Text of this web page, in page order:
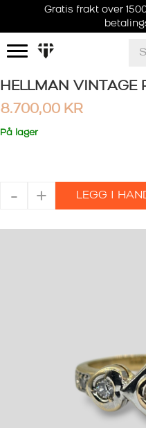
Gratis frakt over
HELLMAN VINTAGE
8.700,00 KR
På lager
-
VINTAGE
MED
+ LEGG I